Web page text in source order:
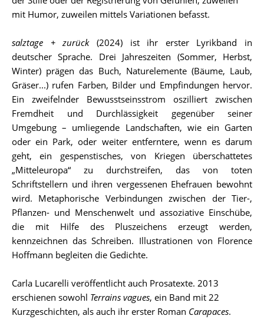
mit Humor, zuweilen mittels Variationen befasst.
salztage + zurück(2024) ist ihr erster Lyrikband in
deutscher Sprache. Drei Jahreszeiten (Sommer, Herbst,
Winter) prägen das Buch, Naturelemente (Bäume, Laub,
Gräser...) rufen Farben, Bilder und Empfindungen hervor.
Ein zweifelnder Bewusstseinsstrom oszilliert zwischen
Fremdheit und Durchlässigkeit gegenüber seiner
Umgebung – umliegende Landschaften, wie ein Garten
oder ein Park, oder weiter entferntere, wenn es darum
geht, ein gespenstisches, von Kriegen überschattetes
„Mitteleuropa“ zu durchstreifen, das von toten
Schriftstellern und ihren vergessenen Ehefrauen bewohnt
wird. Metaphorische Verbindungen zwischen der Tier-,
Pflanzen- und Menschenwelt und assoziative Einschübe,
die mit Hilfe des Pluszeichens erzeugt werden,
kennzeichnen das Schreiben. Illustrationen von Florence
Hoffmann begleiten die Gedichte.
Carla Lucarelli veröffentlicht auch Prosatexte. 2013
erschienen sowohl Terrains vagues, ein Band mit 22
Kurzgeschichten, als auch ihr erster Roman Carapaces.